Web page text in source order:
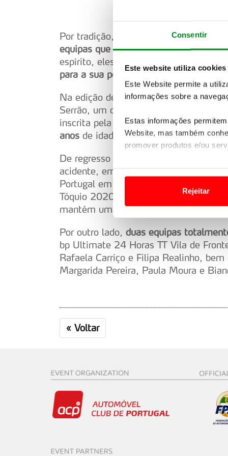
Consentir
Este website utiliza cookies
Este Website permite a
informações sobre a
Estas informações
Website, mas também
promover produtos e/ou
Usamos cookies para
funcionalidades de redes
Adicionalmente partilhamos
e organizações na UE e em
Rejeitar
Por tradição, a bp Ultimate 24 Horas
equipas que “só” têm a ambição
espírito, eles são (também) os
para a sua popularidade e história de
Na edição de 2024 vai alinhar a
Serrão, um dos carros mais populares
inscrita pela equipa de Samuel Lima;
anos de idade que, mais uma vez,
De regresso está
acidente, em 2002, durante uma
Portugal em diversas competições
Tóquio 2020 e Paris 2024. Com uma
mantém uma forte ligação ao todo-o-
Por outro lado, duas equipas
bp Ultimate 24 Horas TT Vila de
Rafaela Carriço e Filipa Realinho,
Margarida Pereira, Paula Moura e
« Voltar